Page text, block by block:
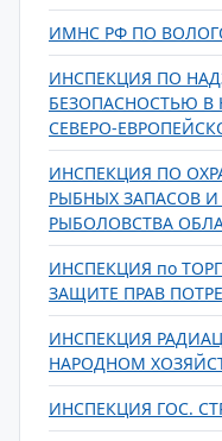
ИМНС РФ ПО
ИНСПЕКЦИЯ ПО
БЕЗОПАСНОСТЬЮ В
СЕВЕРО-
ИНСПЕКЦИЯ ПО
РЫБНЫХ ЗАПАСОВ
РЫБОЛОВСТВА
ИНСПЕКЦИЯ по
ЗАЩИТЕ ПРАВ
ИНСПЕКЦИЯ
НАРОДНОМ
ИНСПЕКЦИЯ ГОС.